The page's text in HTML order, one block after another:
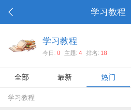
学习教程
学习教程
今日:0 主题:4 排名: 18
全部 最新 热门
学习教程